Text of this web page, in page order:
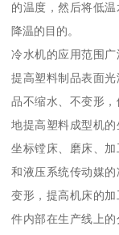
的温度，然后将低
降温的目的。
冷水机的应用范围
提高塑料制品表面
品不缩水、不变形
地提高塑料成型机的
坐标镗床、磨床、
和液压系统传动媒
变形，提高机床的
件内部在生产线上